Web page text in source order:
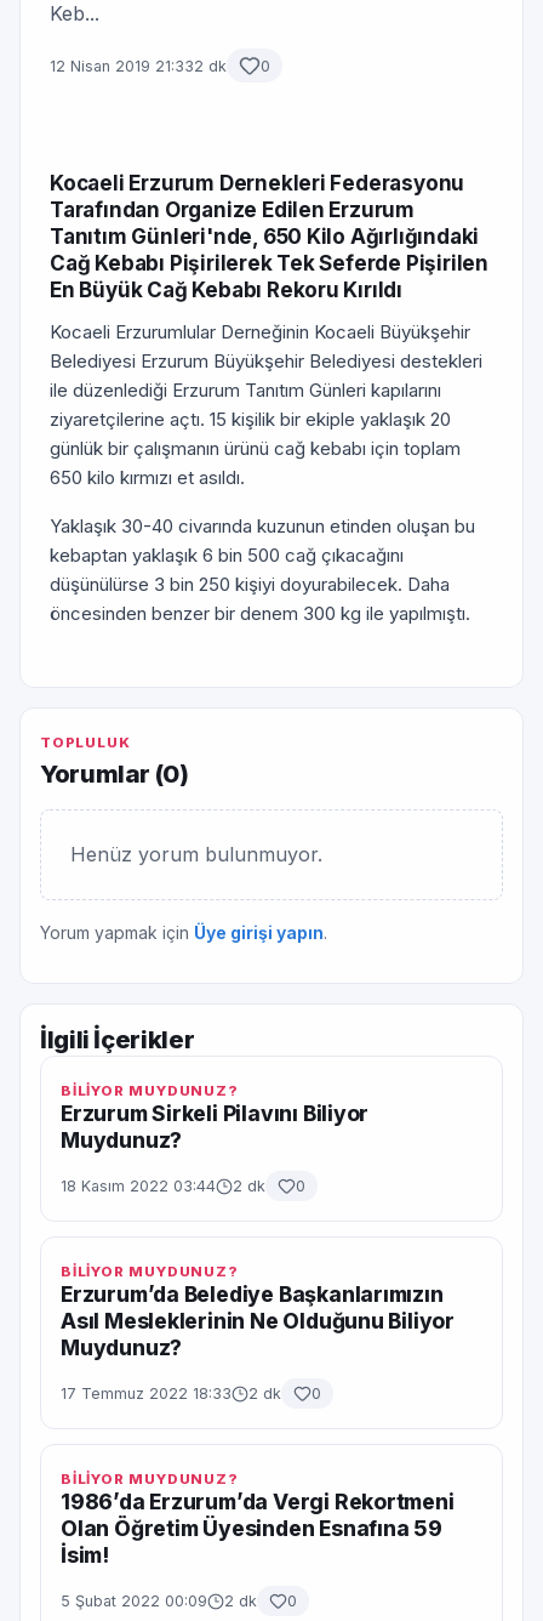
Keb...
12 Nisan 2019 21:332 dk 0
Kocaeli Erzurum Dernekleri Federasyonu
Tarafından Organize Edilen Erzurum
Tanıtım Günleri'nde, 650 Kilo Ağırlığındaki
Cağ Kebabı Pişirilerek Tek Seferde Pişirilen
En Büyük Cağ Kebabı Rekoru Kırıldı
Kocaeli Erzurumlular Derneğinin Kocaeli Büyükşehir
Belediyesi Erzurum Büyükşehir Belediyesi destekleri
ile düzenlediği Erzurum Tanıtım Günleri kapılarını
ziyaretçilerine açtı. 15 kişilik bir ekiple yaklaşık 20
günlük bir çalışmanın ürünü cağ kebabı için toplam
650 kilo kırmızı et asıldı.
Yaklaşık 30-40 civarında kuzunun etinden oluşan bu
kebaptan yaklaşık 6 bin 500 cağ çıkacağını
düşünülürse 3 bin 250 kişiyi doyurabilecek. Daha
öncesinden benzer bir denem 300 kg ile yapılmıştı.
TOPLULUK
Yorumlar (0)
Henüz yorum bulunmuyor.
Yorum yapmak için Üye girişi yapın.
İlgili İçerikler
BİLİYOR MUYDUNUZ?
Erzurum Sirkeli Pilavını Biliyor
Muydunuz?
18 Kasım 2022 03:44 2 dk 0
BİLİYOR MUYDUNUZ?
Erzurum’da Belediye Başkanlarımızın
Asıl Mesleklerinin Ne Olduğunu Biliyor
Muydunuz?
17 Temmuz 2022 18:33 2 dk 0
BİLİYOR MUYDUNUZ?
1986’da Erzurum’da Vergi Rekortmeni
Olan Öğretim Üyesinden Esnafına 59
İsim!
5 Şubat 2022 00:09 2 dk 0